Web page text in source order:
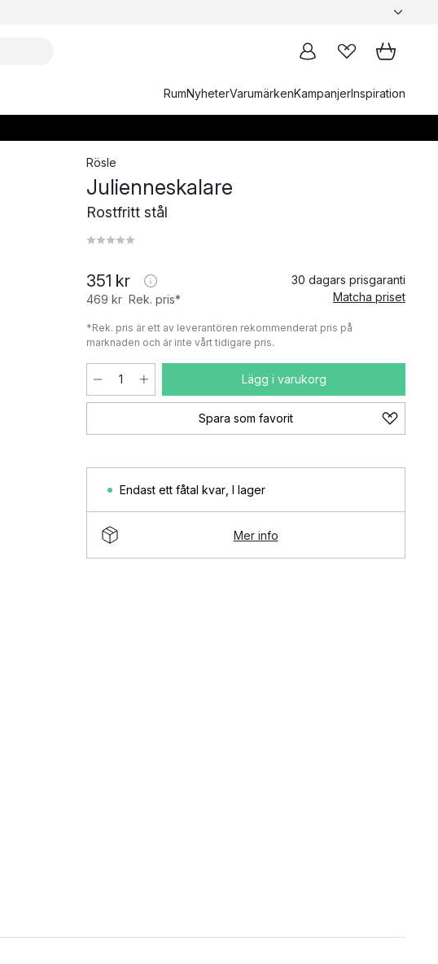
RumNyheterVarumärkenKampanjerInspiration
Rösle
Julienneskalare
Rostfritt stål
351 kr
469 kr Rek. pris*
30 dagars prisgaranti
Matcha priset
*Rek. pris är ett av leverantören rekommenderat pris på
marknaden och är inte vårt tidigare pris.
Lägg i varukorg
Spara som favorit
Endast ett fåtal kvar I lager
Mer info